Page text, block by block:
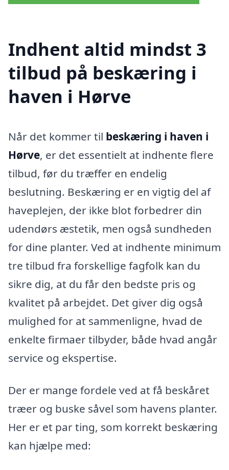
Indhent altid mindst 3
tilbud på beskæring i
haven i Hørve
Når det kommer til beskæring i haven i
Hørve, er det essentielt at indhente flere
tilbud, før du træffer en endelig
beslutning. Beskæring er en vigtig del af
haveplejen, der ikke blot forbedrer din
udendørs æstetik, men også sundheden
for dine planter. Ved at indhente minimum
tre tilbud fra forskellige fagfolk kan du
sikre dig, at du får den bedste pris og
kvalitet på arbejdet. Det giver dig også
mulighed for at sammenligne, hvad de
enkelte firmaer tilbyder, både hvad angår
service og ekspertise.
Der er mange fordele ved at få beskåret
træer og buske såvel som havens planter.
Her er et par ting, som korrekt beskæring
kan hjælpe med: